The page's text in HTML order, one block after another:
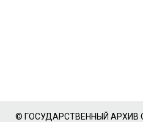
© ГОСУДАРСТВЕННЫЙ АРХИВ